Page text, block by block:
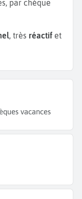
par chèque
, très réactif et
vacances